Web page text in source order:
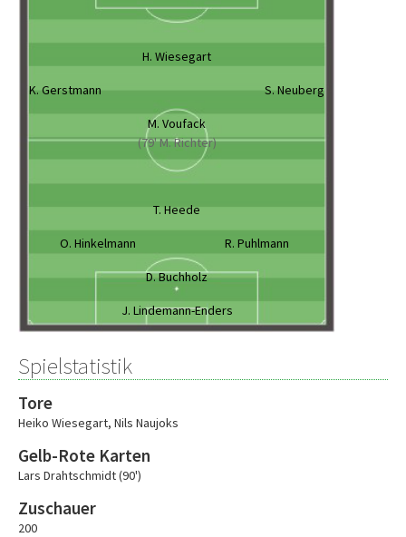
H. Wiesegart
K. Gerstmann S. Neuberg
M. Voufack
(79' M. Richter)
T. Heede
O. Hinkelmann R. Puhlmann
D. Buchholz
J. Lindemann-Enders
Spielstatistik
Tore
Heiko Wiesegart, Nils Naujoks
Gelb-Rote Karten
Lars Drahtschmidt (90')
Zuschauer
200